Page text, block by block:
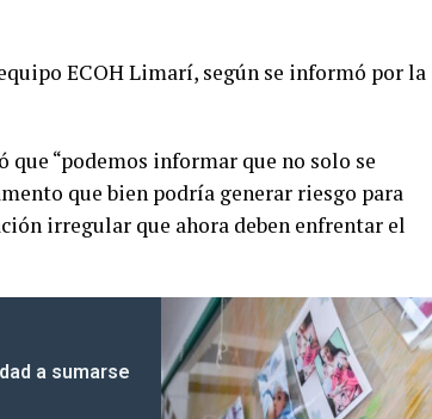
ECOH Limarí, según se informó por la
que “podemos informar que no solo se
que bien podría generar riesgo para
irregular que ahora deben enfrentar el
a sumarse